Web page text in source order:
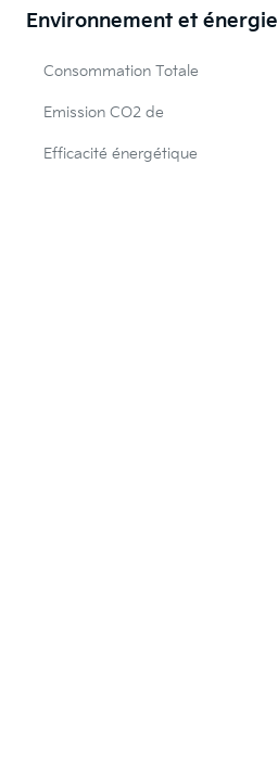
Environnement et énergie
Consommation Totale
Emission CO2 de
Efficacité énergétique